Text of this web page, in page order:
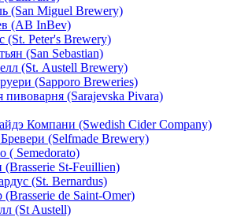
(San Miguel Brewery)
(AB InBev)
(St. Peter's Brewery)
(San Sebastian)
(St. Аustell Вrewery)
(Sapporo Breweries)
пивоварня (Sarajevska Pivara)
Компани (Swedish Cider Company)
(Selfmade Brewery)
( Semedorato)
St-Feuillien)
(St. Bernardus)
de Saint-Omer)
(St Austell)